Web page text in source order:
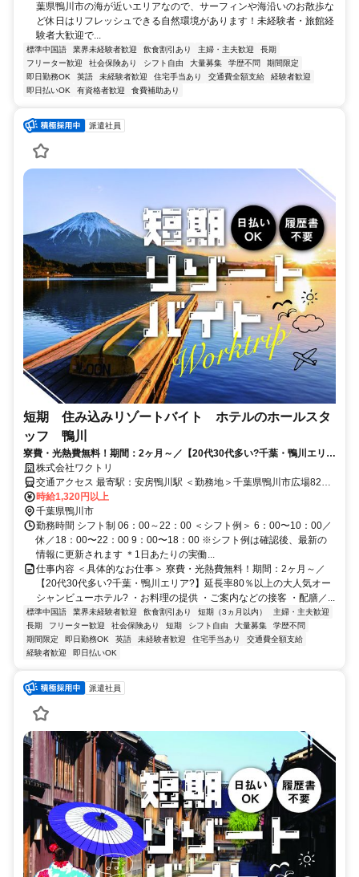
葉県鴨川市の海が近いエリアなので、サーフィンや海沿いのお散歩な
ど休日はリフレッシュできる自然環境があります！未経験者・旅館経
験者大歓迎で...
標準中国語 業界未経験者歓迎 飲食割引あり 主婦・主夫歓迎
長期
フリーター歓迎
社会保険あり シフト自由 大量募集 学歴不問
期間限定
即日勤務OK
英語 未経験者歓迎 住宅手当あり 交通費全額支給
経験者歓迎
即日払いOK
有資格者歓迎 食費補助あり
派遣社員
短期 住み込みリゾートバイト ホテルのホールスタ
ッフ 鴨川
寮費・光熱費無料！期間：2ヶ月～／【20代30代多い?千葉・鴨川エリ
ア?】延長率80％以上の大人気オーシャンビューホテル?
株式会社ワクトリ
交通アクセス 最寄駅：安房鴨川駅 ＜勤務地＞千葉県鴨川市広場820
番地★寮完備・赴任交通費支給！ 【東京方面より】 特急わかしおま
たは高速バス「アクシー号」で東京駅⇒安房鴨川駅（約2時間） 安房
鴨川駅より徒歩で約10分 ※ご自宅からの通勤も相談OK！住み込みを
希望されない場合もお気軽にご相談ください。
時給1,320円以上
千葉県鴨川市
勤務時間 シフト制 06：00～22：00 ＜シフト例＞ 6：00〜10：00／
休／18：00〜22：00 9：00〜18：00 ※シフト例は確認後、最新の
情報に更新されます ＊1日あたりの実働...
仕事内容 ＜具体的なお仕事＞ 寮費・光熱費無料！期間：2ヶ月～／
【20代30代多い?千葉・鴨川エリア?】延長率80％以上の大人気オー
シャンビューホテル? ・お料理の提供 ・ご案内などの接客 ・配膳／...
標準中国語 業界未経験者歓迎 飲食割引あり 短期（3ヵ月以内）
主婦・主夫歓迎
長期
フリーター歓迎 社会保険あり 短期 シフト自由 大量募集
学歴不問
期間限定
即日勤務OK 英語 未経験者歓迎 住宅手当あり
交通費全額支給
経験者歓迎
即日払いOK
派遣社員